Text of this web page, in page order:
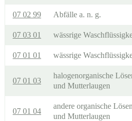
07 02 99 Abfälle a. n. g.
07 03 01 wässrige
07 01 01 wässrige
07 01 03
halogenorganische
und Mutterlaugen
07 01 04
andere organische
und Mutterlaugen